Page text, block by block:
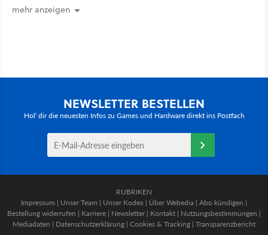
mehr anzeigen
NEWSLETTER BESTELLEN
Hol' dir die neuesten Infos zu Games und Hardware direkt ins Postfach
RUBRIKEN
Impressum | Unser Team | Unser Kodex | Über Webedia | Abo kündigen |
Bestellung widerrufen | Karriere | Newsletter | Kontakt | Nutzungsbestimmungen |
Mediadaten | Datenschutzerklärung | Cookies & Tracking | Transparenzbericht